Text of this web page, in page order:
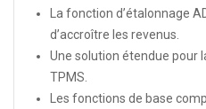
La fonction d’étalonnage
d’accroître les revenus.
Une solution étendue pour
TPMS.
Les fonctions de base